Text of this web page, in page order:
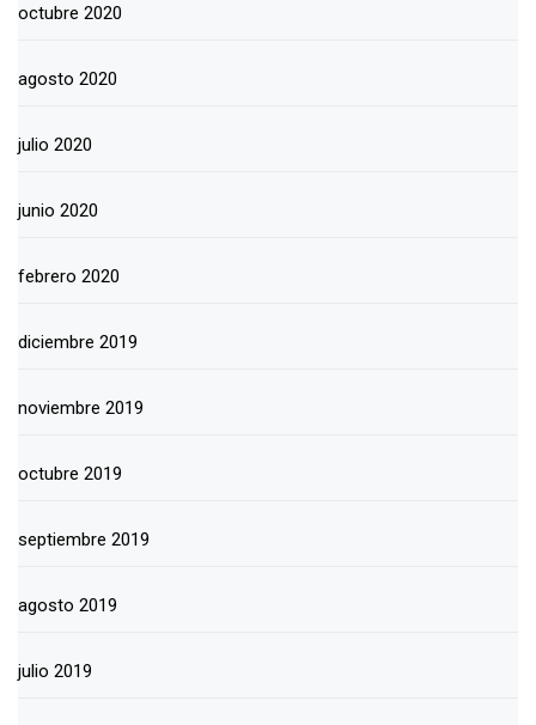
octubre 2020
agosto 2020
julio 2020
junio 2020
febrero 2020
diciembre 2019
noviembre 2019
octubre 2019
septiembre 2019
agosto 2019
julio 2019